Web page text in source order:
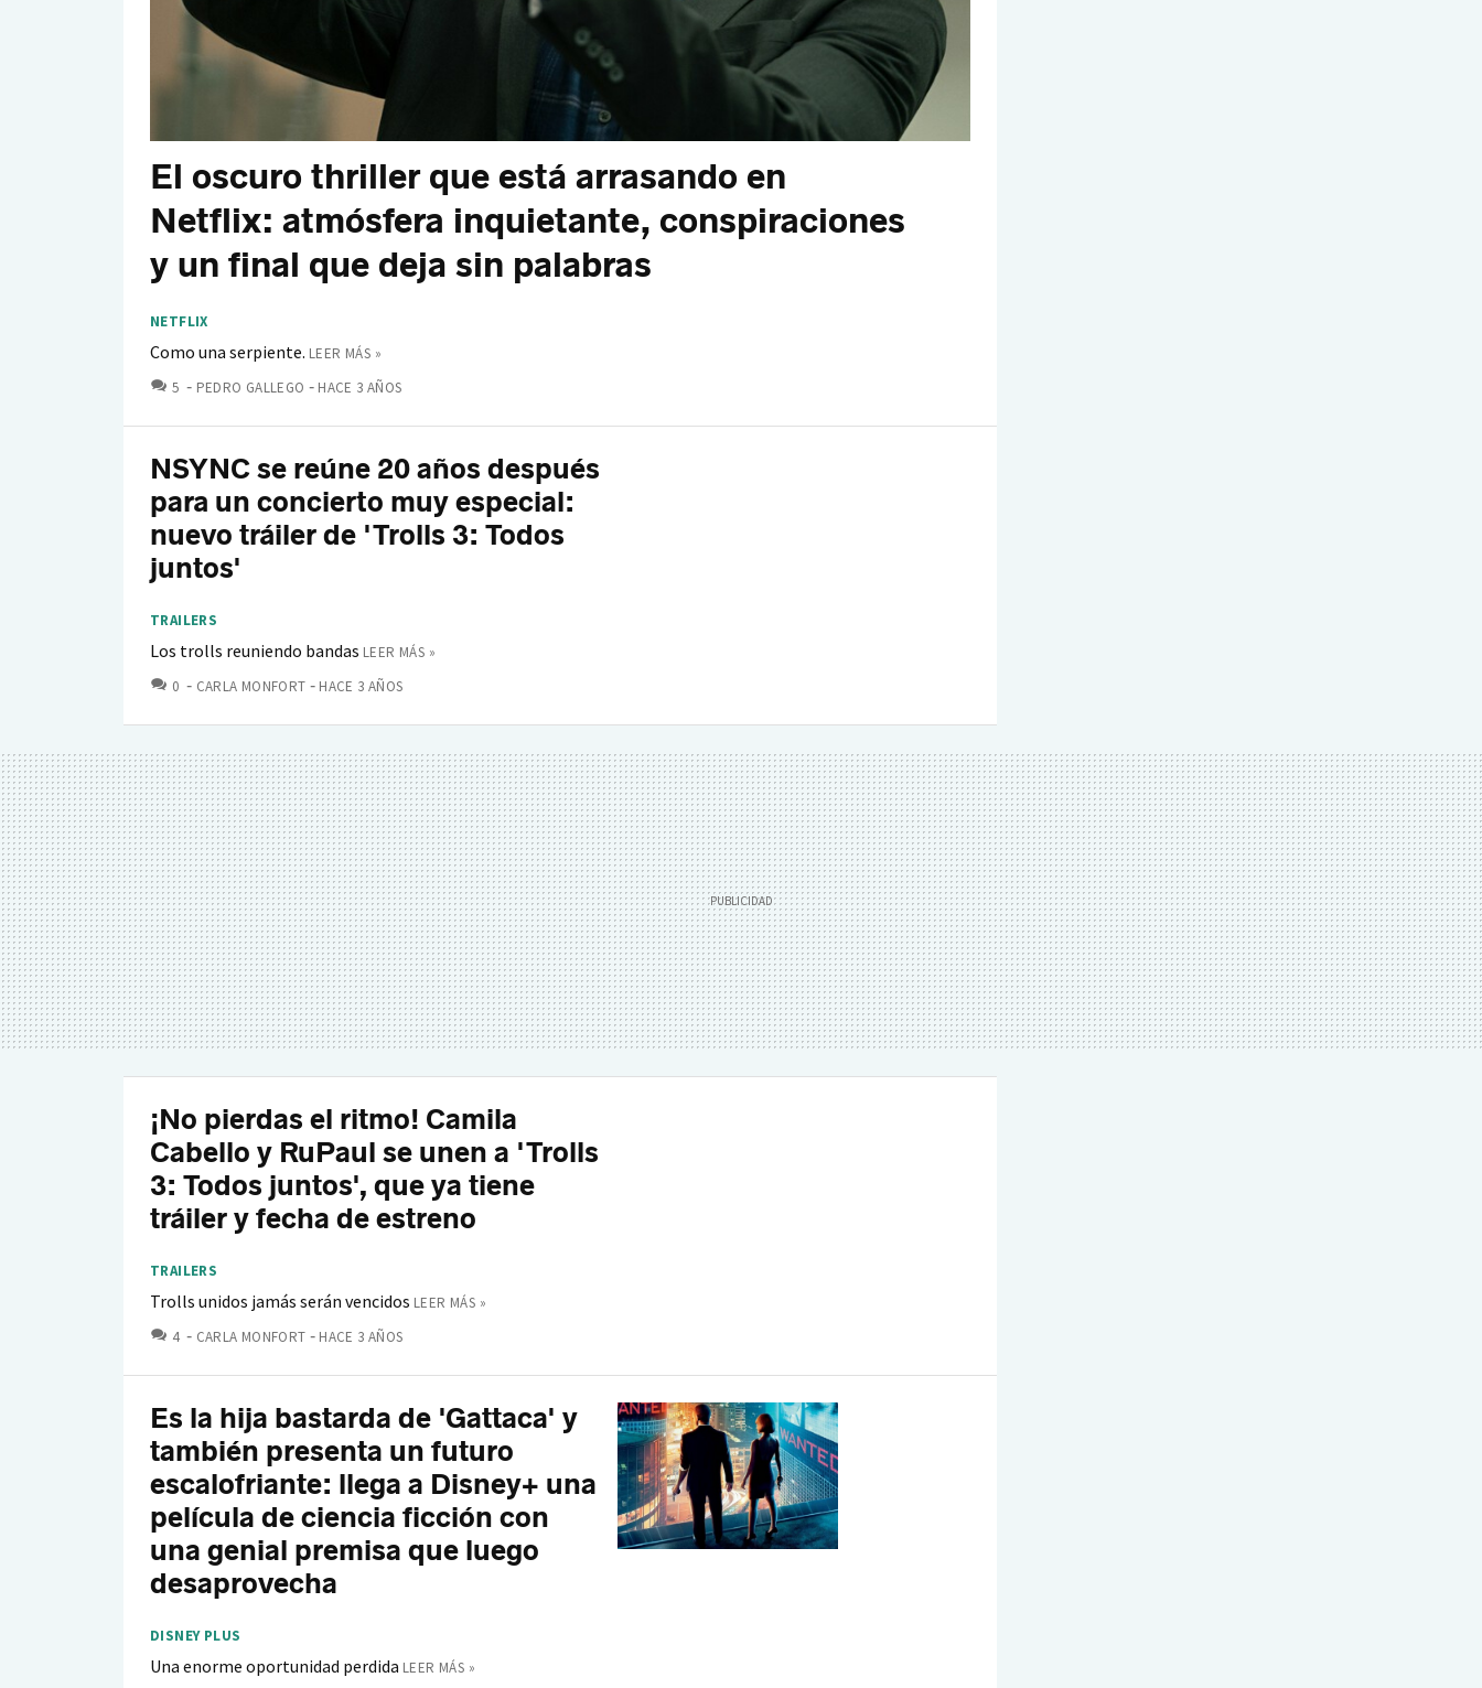
El oscuro thriller que está arrasando en
Netflix: atmósfera inquietante, conspiraciones
y un final que deja sin palabras
NETFLIX
Como una serpiente. LEER MÁS »
5 COMENTARIOS
PEDRO GALLEGO HACE 3 AÑOS
NSYNC se reúne 20 años después
para un concierto muy especial:
nuevo tráiler de 'Trolls 3: Todos
juntos'
TRAILERS
Los trolls reuniendo bandas LEER MÁS »
0 COMENTARIOS
CARLA MONFORT HACE 3 AÑOS
¡No pierdas el ritmo! Camila
Cabello y RuPaul se unen a 'Trolls
3: Todos juntos', que ya tiene
tráiler y fecha de estreno
TRAILERS
Trolls unidos jamás serán vencidos LEER MÁS »
4 COMENTARIOS
CARLA MONFORT HACE 3 AÑOS
Es la hija bastarda de 'Gattaca' y
también presenta un futuro
escalofriante: llega a Disney+ una
película de ciencia ficción con
una genial premisa que luego
desaprovecha
DISNEY PLUS
Una enorme oportunidad perdida LEER MÁS »